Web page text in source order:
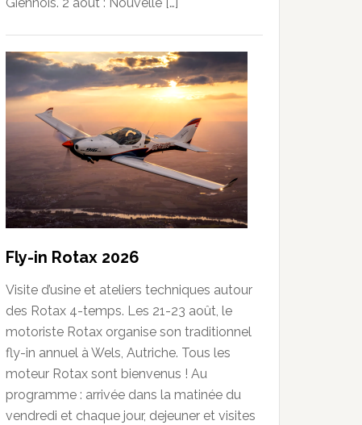
Giennois. 2 août : Nouvelle […]
Fly-in Rotax 2026
Visite d’usine et ateliers techniques autour
des Rotax 4-temps. Les 21-23 août, le
motoriste Rotax organise son traditionnel
fly-in annuel à Wels, Autriche. Tous les
moteur Rotax sont bienvenus ! Au
programme : arrivée dans la matinée du
vendredi et chaque jour, dejeuner et visites